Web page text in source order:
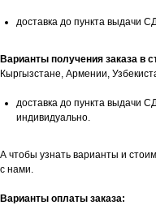
доставка до пункта выдачи
Варианты получения заказа в
Кыргызстане, Армении,
доставка до пункта выдачи
индивидуально.
А чтобы узнать варианты и
с нами.
Варианты оплаты заказа: